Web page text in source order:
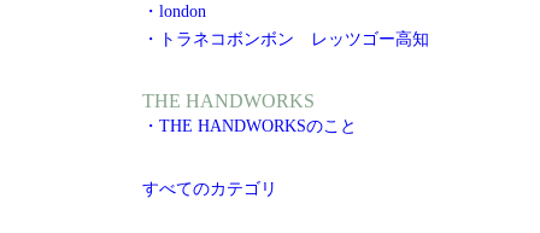
・london
・トラネコボンボン レッツゴー高知
THE HANDWORKS
・THE HANDWORKSのこと
すべてのカテゴリ